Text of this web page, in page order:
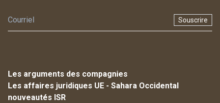
Souscrire
Les arguments des compagnies
Les affaires juridiques UE - Sahara Occidental
nouveautés ISR